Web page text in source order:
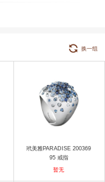
换一组
玳美雅PARADISE 200369
95 戒指
暂无